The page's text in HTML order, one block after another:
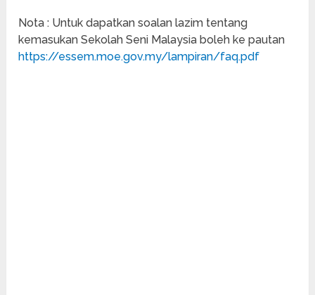
Nota : Untuk dapatkan soalan lazim tentang
kemasukan Sekolah Seni Malaysia boleh ke pautan
https://essem.moe.gov.my/lampiran/faq.pdf